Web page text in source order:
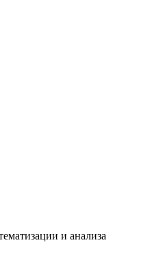
и анализа